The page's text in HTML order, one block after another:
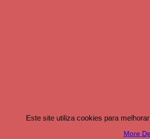
Este site utiliza cookies para
More